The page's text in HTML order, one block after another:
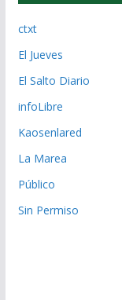
ctxt
El Jueves
El Salto Diario
infoLibre
Kaosenlared
La Marea
Público
Sin Permiso